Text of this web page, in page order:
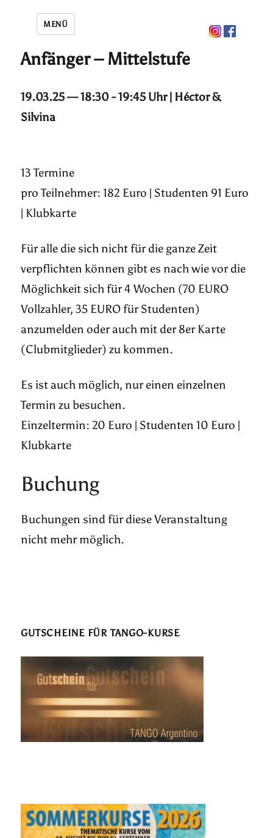
MENÜ
Anfänger – Mittelstufe
19.03.25 — 18:30 - 19:45 Uhr | Héctor &
Silvina
13 Termine
pro Teilnehmer: 182 Euro | Studenten 91 Euro
| Klubkarte
Für alle die sich nicht für die ganze Zeit
verpflichten können gibt es nach wie vor die
Möglichkeit sich für 4 Wochen (70 EURO
Vollzahler, 35 EURO für Studenten)
anzumelden oder auch mit der 8er Karte
(Clubmitglieder) zu kommen.
Es ist auch möglich, nur einen einzelnen
Termin zu besuchen.
Einzeltermin: 20 Euro | Studenten 10 Euro |
Klubkarte
Buchung
Buchungen sind für diese Veranstaltung
nicht mehr möglich.
GUTSCHEINE FÜR TANGO-KURSE